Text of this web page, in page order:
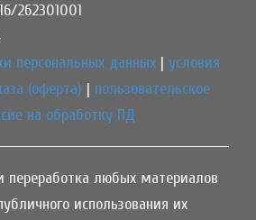
262301001
персональных данных | условия
(оферта) | пользовательское
на обработку ПД
переработка любых материалов
использования их